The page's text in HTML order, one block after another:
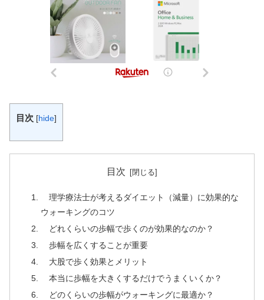
目次 [hide]
目次
理学療法士が考えるダイエット（減量）に効果的な
ウォーキングのコツ
どれくらいの歩幅で歩くのが効果的なのか？
歩幅を広くすることが重要
大股で歩く効果とメリット
本当に歩幅を大きくするだけでうまくいくか？
どのくらいの歩幅がウォーキングに最適か？